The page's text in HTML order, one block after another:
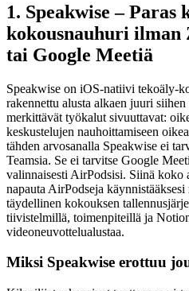
1. Speakwise – Paras
kokousnauhuri ilman
tai Google Meetiä
Speakwise on iOS-natiivi tekoäly-
rakennettu alusta alkaen juuri
merkittävät työkalut sivuuttavat:
keskustelujen nauhoittamiseen
tähden arvosanalla Speakwise ei
Teamsia. Se ei tarvitse Google
valinnaisesti AirPodsisi. Siinä koko
napauta AirPodseja
täydellinen kokouksen
tiivistelmillä, toimenpiteillä ja
videoneuvottelualustaa.
Miksi Speakwise erottuu